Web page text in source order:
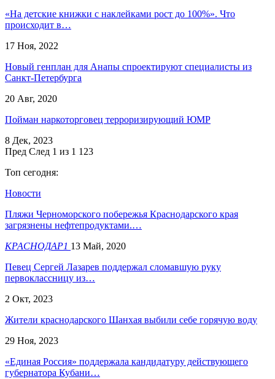
«На детские книжки с наклейками рост до 100%». Что
происходит в…
17 Ноя, 2022
Новый генплан для Анапы спроектируют специалисты из
Санкт-Петербурга
20 Авг, 2020
Пойман наркоторговец терроризирующий ЮМР
8 Дек, 2023
Пред След 1 из 1 123
Топ сегодня:
Новости
Пляжи Черноморского побережья Краснодарского края
загрязнены нефтепродуктами.…
КРАСНОДАР1 13 Май, 2020
Певец Сергей Лазарев поддержал сломавшую руку
первоклассницу из…
2 Окт, 2023
Жители краснодарского Шанхая выбили себе горячую воду
29 Ноя, 2023
«Единая Россия» поддержала кандидатуру действующего
губернатора Кубани…